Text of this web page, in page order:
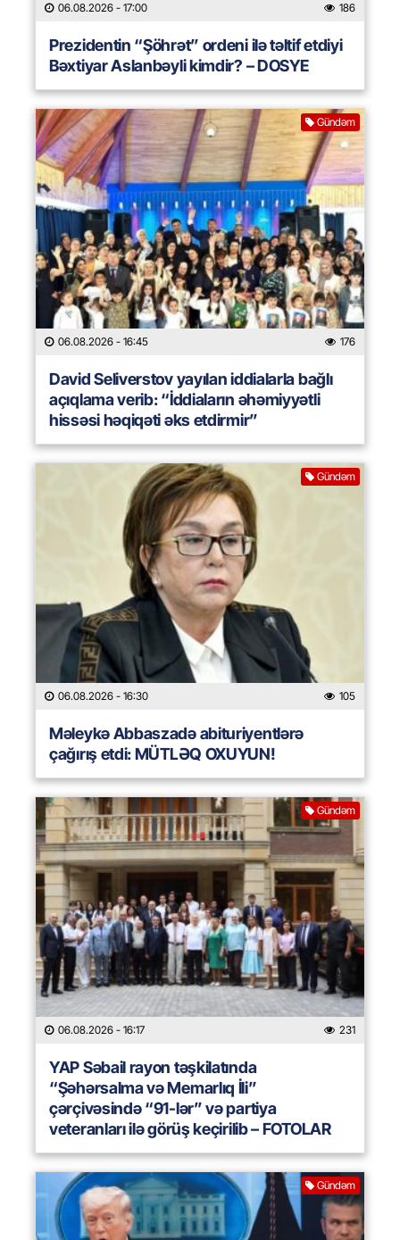
06.08.2026 - 17:00 186
Prezidentin “Şöhrət” ordeni ilə təltif etdiyi
Bəxtiyar Aslanbəyli kimdir? – DOSYE
Gündəm
06.08.2026 - 16:45 176
David Seliverstov yayılan iddialarla bağlı
açıqlama verib: “İddiaların əhəmiyyətli
hissəsi həqiqəti əks etdirmir”
Gündəm
06.08.2026 - 16:30 105
Məleykə Abbaszadə abituriyentlərə
çağırış etdi: MÜTLƏQ OXUYUN!
Gündəm
06.08.2026 - 16:17 231
YAP Səbail rayon təşkilatında
“Şəhərsalma və Memarlıq İli”
çərçivəsində “91-lər” və partiya
veteranları ilə görüş keçirilib – FOTOLAR
Gündəm